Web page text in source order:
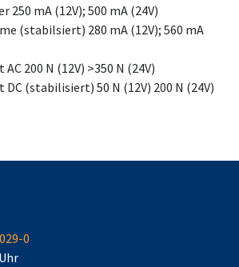
250 mA (12V); 500 mA (24V)
(stabilsiert) 280 mA (12V); 560 mA
200 N (12V) >350 N (24V)
DC (stabilisiert) 50 N (12V) 200 N (24V)
0